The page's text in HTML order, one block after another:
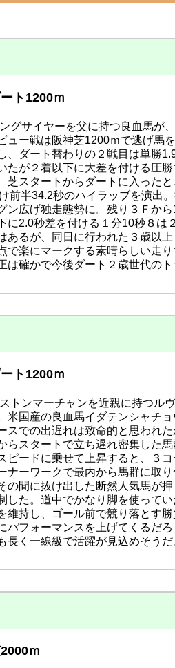
ト1200ｍ
サイヤーを父に持つ良血馬が
ュー戦は阪神芝1200ｍで逃げ馬
ダート替わりの２戦目は単勝
が２着以下に大差を付ける圧
芝スタートからダートに入った
前半34.2秒のハイラッブを演出
広げ独走態勢に。残り３Ｆか
2.0秒差を付ける１分10秒８は
るが、同日に行われた３歳以
で楽にマークする素晴らしい走
は確かで今後ダート２歳世代の
ト1200ｍ
ンマーチャンを近親に持つル
米国産の良血馬イダテンシャチ
での出遅れは致命的と思われ
スタートで立ち遅れ密集した
ピードに乗せて上昇すると、３
ーワークで最内から馬群に取
の間に抜け出した断然人気馬が
た。道中でかなり脚を使って
持し、ゴール前で競り落とす
フォーマンスを上げてくるだ
く一線級で活躍が見込めそう
ｍ